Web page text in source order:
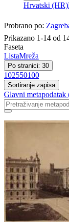
Hrvatski (HR)
Probrano po:
Prikazano 1-14 od
Faseta
ListaMreža
Po stranici: 30
102550100
Sortiranje zapisa
Glavni